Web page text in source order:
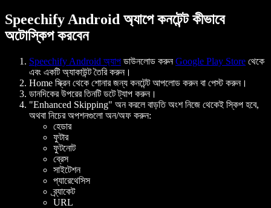
Speechify Android অ্যাপে কনটেন্ট কীভাবে
অটোস্কিপ করবেন
Speechify Android অ্যাপ ডাউনলোড করুনGoogle Play Store থেকে
এবং একটি অ্যাকাউন্ট তৈরি করুন।
Home স্ক্রিন থেকে শোনার জন্য কনটেন্ট আপলোড করুন বা পেস্ট করুন।
ডানদিকের উপরের তিনটি ডটে ট্যাপ করুন।
"Enhanced Skipping" অন করলে বাড়তি অংশ নিজে থেকেই স্কিপ হবে,
অথবা নিচের অপশনগুলো অন/অফ করুন:
হেডার
ফুটার
ফুটনোট
ব্রেস
সাইটেশন
প্যারেথেসিস
ব্র্যাকেট
URL